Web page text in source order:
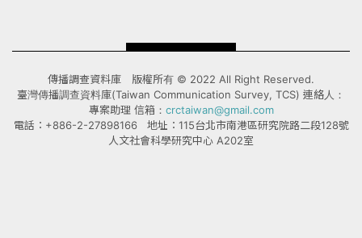
傳播調查資料庫 版權所有 © 2022 All Right Reserved.
臺灣傳播調查資料庫(Taiwan Communication Survey, TCS) 連絡人：
專案助理 信箱： crctaiwan@gmail.com
電話：+886-2-27898166 地址：115台北市南港區研究院路二段128號
人文社會科學研究中心 A202室